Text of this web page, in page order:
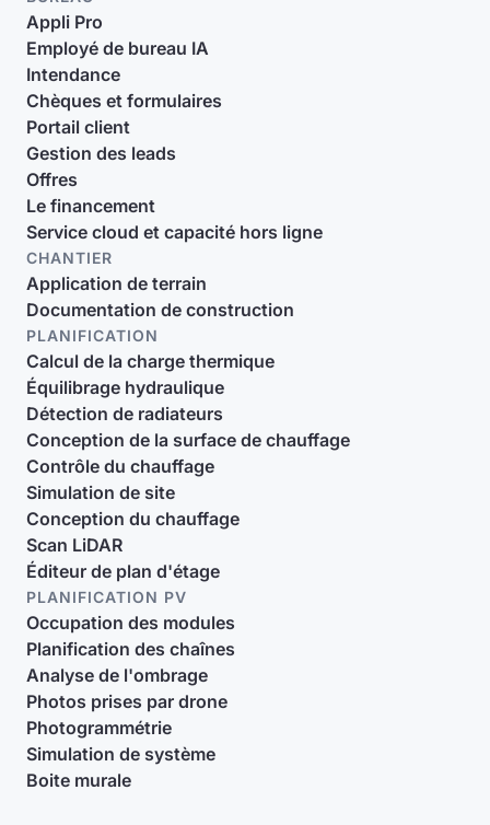
Appli Pro
Employé de bureau IA
Intendance
Chèques et formulaires
Portail client
Gestion des leads
Offres
Le financement
Service cloud et capacité hors ligne
CHANTIER
Application de terrain
Documentation de construction
PLANIFICATION
Calcul de la charge thermique
Équilibrage hydraulique
Détection de radiateurs
Conception de la surface de chauffage
Contrôle du chauffage
Simulation de site
Conception du chauffage
Scan LiDAR
Éditeur de plan d'étage
PLANIFICATION PV
Occupation des modules
Planification des chaînes
Analyse de l'ombrage
Photos prises par drone
Photogrammétrie
Simulation de système
Boite murale